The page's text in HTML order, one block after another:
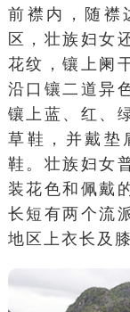
前襟 内，随襟
区，壮族妇女
花纹，镶上阑
沿口镶二道异
镶上蓝、红、
草鞋，并戴 垫
鞋 。壮族妇女
装花色和佩戴
长短有两个流
地区上衣长及膝